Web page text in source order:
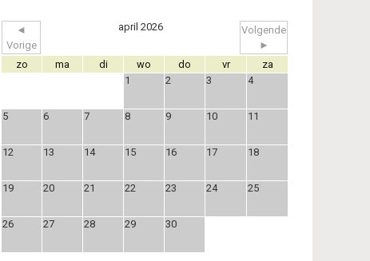
◄
Vorige
april 2026
Volgende
►
zo
ma di wo do vr
za
1
2 3 4
5 6 7 8 9 10 11
12 13 14 15 16 17 18
19 20 21 22 23 24 25
26 27 28 29 30